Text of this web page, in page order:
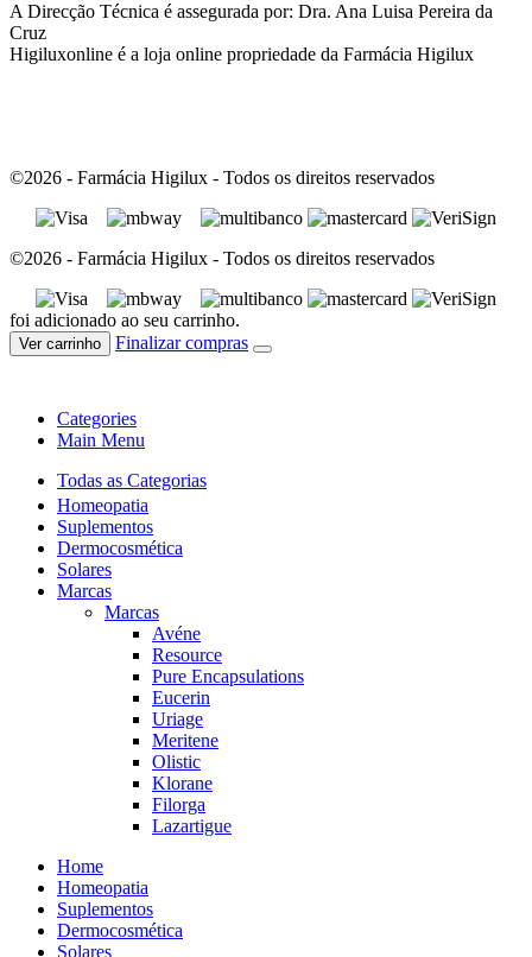
A Direcção Técnica é assegurada por: Dra. Ana Luisa Pereira da
Cruz
Higiluxonline é a loja online propriedade da Farmácia Higilux
©2026 - Farmácia Higilux - Todos os direitos reservados
©2026 - Farmácia Higilux - Todos os direitos reservados
foi adicionado ao seu carrinho.
Ver carrinho Finalizar compras
Categories
Main Menu
Todas as Categorias
Homeopatia
Suplementos
Dermocosmética
Solares
Marcas
Marcas
Avéne
Resource
Pure Encapsulations
Eucerin
Uriage
Meritene
Olistic
Klorane
Filorga
Lazartigue
Home
Homeopatia
Suplementos
Dermocosmética
Solares